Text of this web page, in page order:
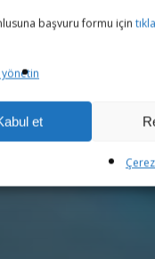
başvuru formu için
et